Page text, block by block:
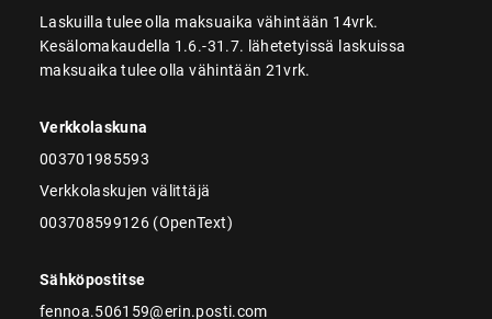
Laskuilla tulee olla maksuaika vähintään 14vrk.
Kesälomakaudella 1.6.-31.7. lähetetyissä laskuissa
maksuaika tulee olla vähintään 21vrk.
Verkkolaskuna
003701985593
Verkkolaskujen välittäjä
003708599126 (OpenText)
Sähköpostitse
fennoa.506159@erin.posti.com